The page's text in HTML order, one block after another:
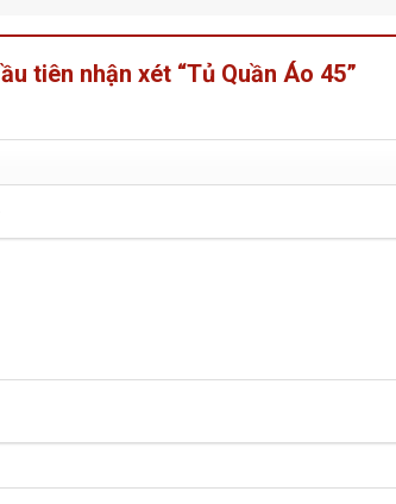
tiên nhận xét “Tủ Quần Áo 45”